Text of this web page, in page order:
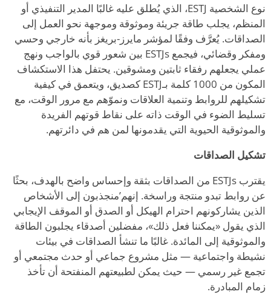
نوع الشخصية ESTJ، الذي يُطلق عليه غالبًا المدير التنفيذي أو
المنظم، يجلب طاقة جريئة وموثوقة وموجهة نحو العمل إلى
الصداقات. يُعرَّف وفقًا لمؤشر مايرز-بريغز بأنه خارجي وحسي
ومفكر وقضائي، فيجمع ESTJs بين شعور قوي بالواجب ونهج
عملي يجعلهم رفقاء ثابتين ومشوقين. يحتفل هذا الاستكشاف
المكون من 1000 كلمة بـESTJ كصديق، ويتعمق في كيفية
تشكيلهم للروابط وتنمية العلاقات ونموّهم مع مرور الوقت، مع
تسليط الضوء في الوقت ذاته على نقاط قوتهم الفريدة
والموثوقية الحيوية التي يقدمونها لمن هم في دائرتهم.
تشكيل الصداقات
يقترب ESTJs من الصداقات بثقة وإحساس واضح بالهدف، بحثًا
عن روابط تبدو منتجة وراسخة. إنهم’منجذبون إلى الأشخاص
الذين يشاركونهم احترام الهيكل أو الصدق أو الموقف الإيجابي
الذي يقول «يمكننا فعل ذلك»، مفضلين أصدقاء يجلبون الطاقة
والموثوقية إلى المائدة. غالبًا ما تنشأ الصداقات في بيئات
نشيطة واجتماعية — مثل مشروع جماعي أو حدث مجتمعي أو
تجمع غير رسمي — حيث يمكن لطبيعتهم المنفتحة أن تأخذ
زمام المبادرة.